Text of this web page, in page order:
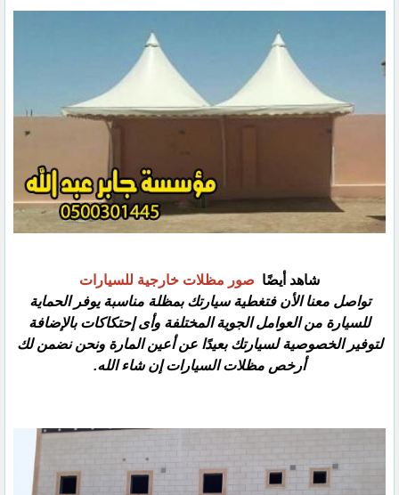
شاهد أيضًا ‏ صور مظلات خارجية للسيارات
تواصل معنا الأن فتغطية سيارتك بمظلة مناسبة يوفر الحماية
للسيارة من العوامل الجوية المختلفة وأى إحتكاكات بالإضافة
‏لتوفير الخصوصية لسيارتك بعيدًا عن أعين المارة ونحن نضمن لك
أرخص مظلات السيارات إن شاء الله.